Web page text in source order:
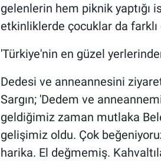
gelenlerin hem piknik yaptığı
etkinliklerde çocuklar da farklı
'Türkiye'nin en güzel
Dedesi ve anneannesini
Sargın; 'Dedem ve
geldiğimiz zaman mutlaka
gelişimiz oldu. Çok
harika. El değmemiş.